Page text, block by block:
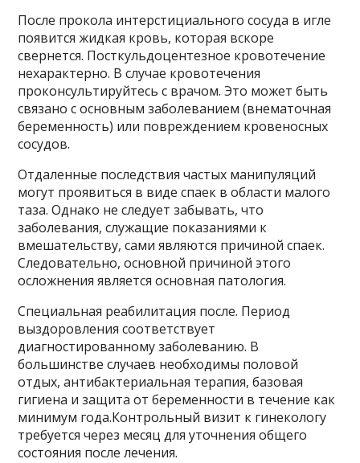
После прокола интерстициального сосуда в игле
появится жидкая кровь, которая вскоре
свернется. Посткульдоцентезное кровотечение
нехарактерно. В случае кровотечения
проконсультируйтесь с врачом. Это может быть
связано с основным заболеванием (внематочная
беременность) или повреждением кровеносных
сосудов.
Отдаленные последствия частых манипуляций
могут проявиться в виде спаек в области малого
таза. Однако не следует забывать, что
заболевания, служащие показаниями к
вмешательству, сами являются причиной спаек.
Следовательно, основной причиной этого
осложнения является основная патология.
Специальная реабилитация после. Период
выздоровления соответствует
диагностированному заболеванию. В
большинстве случаев необходимы половой
отдых, антибактериальная терапия, базовая
гигиена и защита от беременности в течение как
минимум года.Контрольный визит к гинекологу
требуется через месяц для уточнения общего
состояния после лечения.